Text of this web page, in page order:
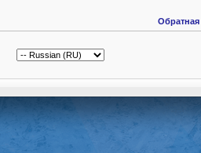
Обратная